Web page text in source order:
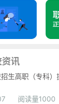
资讯
生高职（专科
阅读量1000